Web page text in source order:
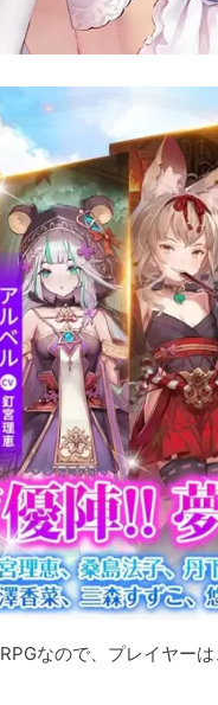
なので、プレイヤーは